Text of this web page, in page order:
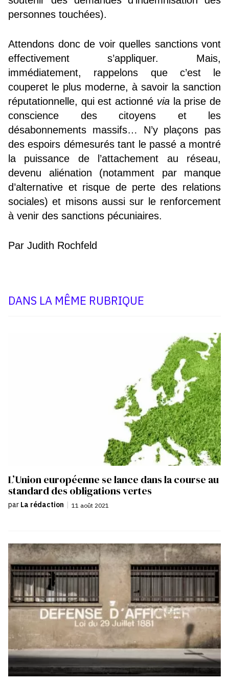
personnes touchées).
Attendons donc de voir quelles sanctions vont
effectivement s’appliquer. Mais,
immédiatement, rappelons que c’est le
couperet le plus moderne, à savoir la sanction
réputationnelle, qui est actionné viala prise de
conscience des citoyens et les
désabonnements massifs… N’y plaçons pas
des espoirs démesurés tant le passé a montré
la puissance de l’attachement au réseau,
devenu aliénation (notamment par manque
d’alternative et risque de perte des relations
sociales) et misons aussi sur le renforcement
à venir des sanctions pécuniaires.
Par Judith Rochfeld
DANS LA MÊME RUBRIQUE
L’Union européenne se lance dans la course au
standard des obligations vertes
par La rédaction | 11 août 2021